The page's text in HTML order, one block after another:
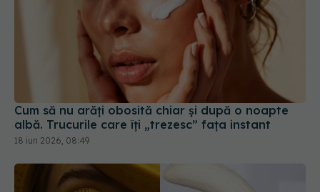
Cum să nu arăți obosită chiar și după o noapte
albă. Trucurile care îți „trezesc” fața instant
18 iun 2026, 08:49